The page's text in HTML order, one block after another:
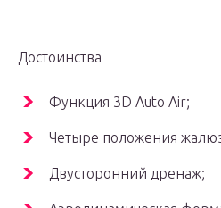
Достоинства
Функция 3D Auto Air;
Четыре положения
Двусторонний дренаж;